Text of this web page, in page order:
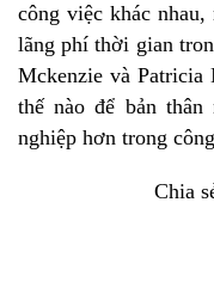
công việc khác
lãng phí thời gian
Mckenzie và Patricia
thế nào để bản thân
nghiệp hơn trong
Chia